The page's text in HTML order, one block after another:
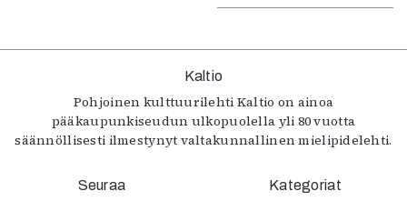
Kaltio
Pohjoinen kulttuurilehti Kaltio on ainoa
pääkaupunkiseudun ulkopuolella yli 80 vuotta
säännöllisesti ilmestynyt valtakunnallinen mielipidelehti.
Seuraa Kategoriat